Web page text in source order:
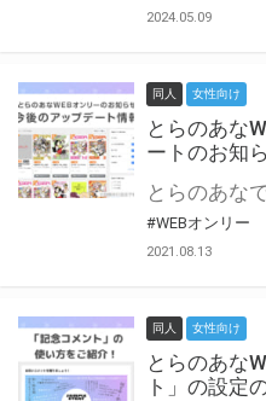
2024.05.09
同人 女性向け
とらのあな
ートのお知
#WEBオンリー
2021.08.13
同人 女性向け
とらのあな
ト」の設定